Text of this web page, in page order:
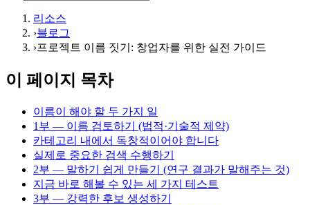
리소스
›블로그
›프로젝트 이름 짓기: 창업자를 위한 실전 가이드
이 페이지 목차
이름이 해야 할 두 가지 일
1부 — 이름 검토하기 (법적·기술적 제약)
카테고리 내에서 독창적이어야 합니다
실제로 중요한 검색 수행하기
2부 — 말하기 쉽게 만들기 (연구 결과가 말해주는 것)
지금 바로 해볼 수 있는 세 가지 테스트
3부 — 강력한 후보 생성하기